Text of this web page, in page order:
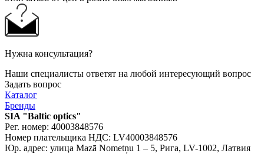
Нужна консультация?
Наши специалисты ответят на любой интересующий вопрос
Задать вопрос
Каталог
Бренды
SIA "Baltic optics"
Рег. номер: 40003848576
Номер плательщика НДС: LV40003848576
Юр. адрес: улица Mazā Nometņu 1 – 5, Рига, LV-1002, Латвия